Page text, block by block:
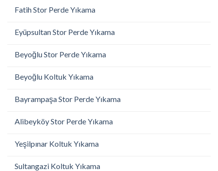
Fatih Stor Perde Yıkama
Eyüpsultan Stor Perde Yıkama
Beyoğlu Stor Perde Yıkama
Beyoğlu Koltuk Yıkama
Bayrampaşa Stor Perde Yıkama
Alibeyköy Stor Perde Yıkama
Yeşilpınar Koltuk Yıkama
Sultangazi Koltuk Yıkama